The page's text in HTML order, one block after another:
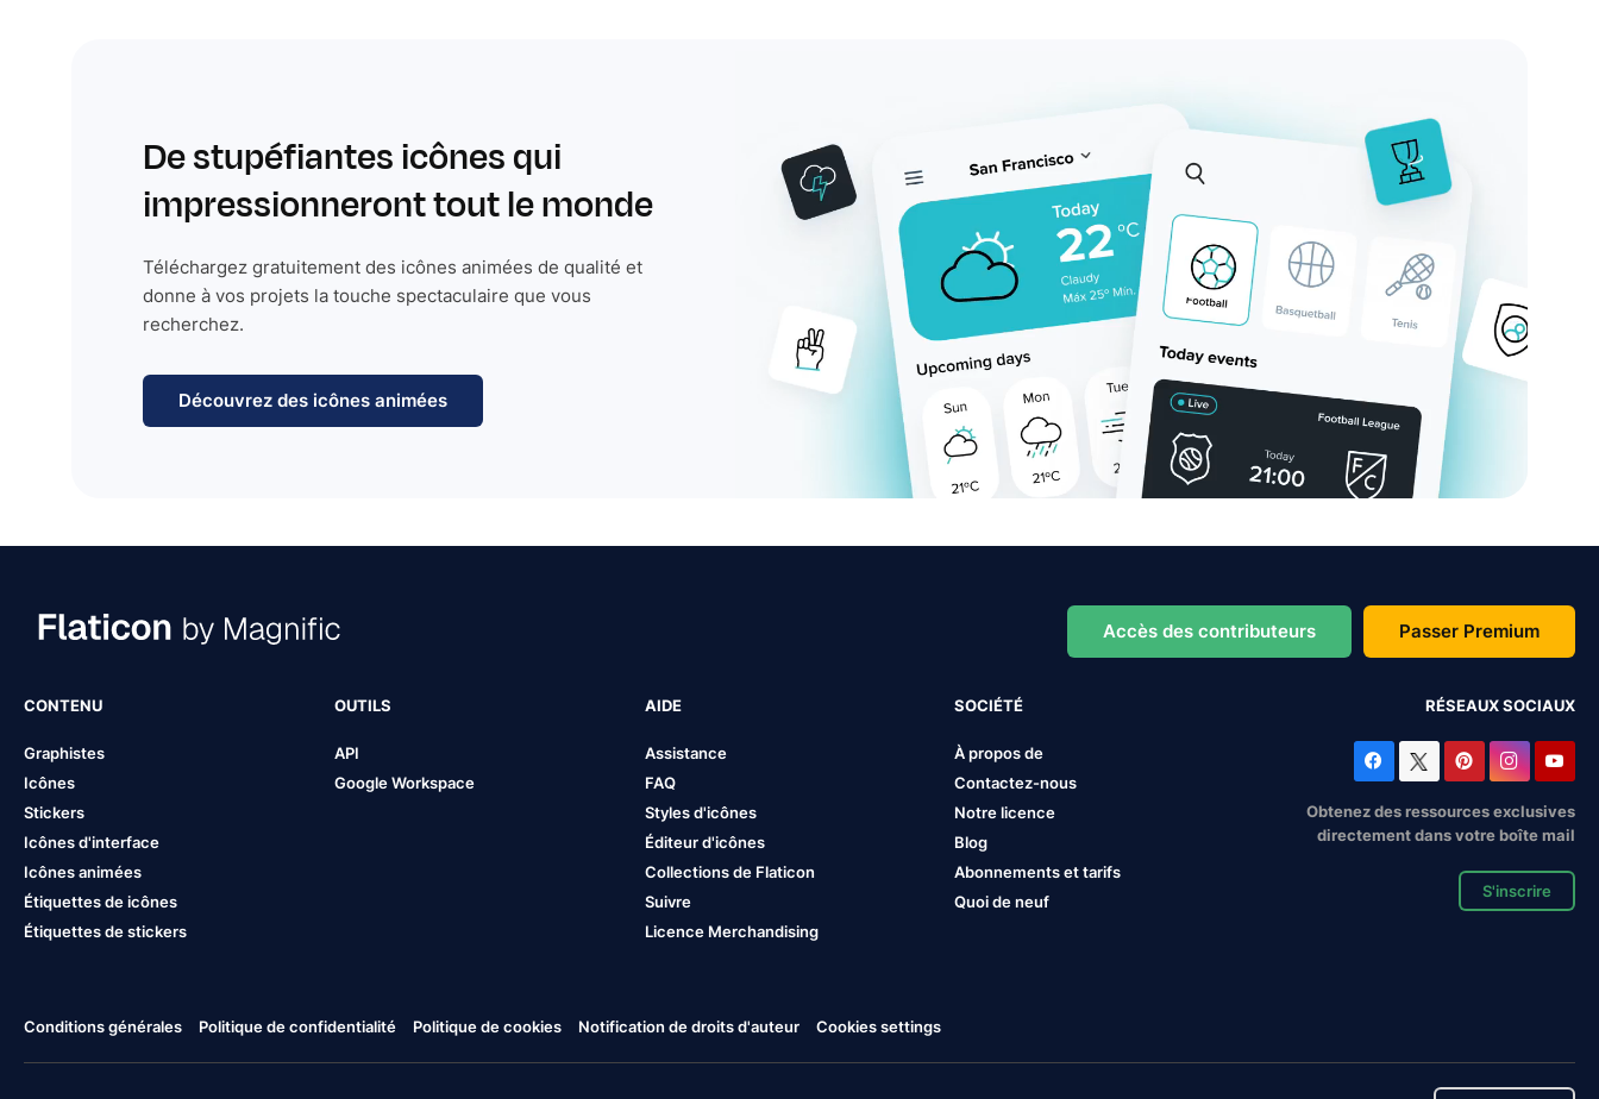
De stupéfiantes icônes qui
impressionneront tout le monde
Téléchargez gratuitement des icônes animées de qualité et
donne à vos projets la touche spectaculaire que vous
recherchez.
Découvrez des icônes animées
Accès des contributeurs Passer Premium
CONTENU
Graphistes
Icônes
Stickers
Icônes d'interface
Icônes animées
Étiquettes de icônes
Étiquettes de stickers
OUTILS
API
Google Workspace
AIDE
Assistance
FAQ
Styles d'icônes
Éditeur d'icônes
Collections de Flaticon
Suivre
Licence Merchandising
SOCIÉTÉ
À propos de
Contactez-nous
Notre licence
Blog
Abonnements et tarifs
Quoi de neuf
RÉSEAUX SOCIAUX
Obtenez des ressources exclusives
directement dans votre boîte mail
S'inscrire
Conditions générales Politique de confidentialité Politique de cookies Notification de droits d'auteur Cookies settings